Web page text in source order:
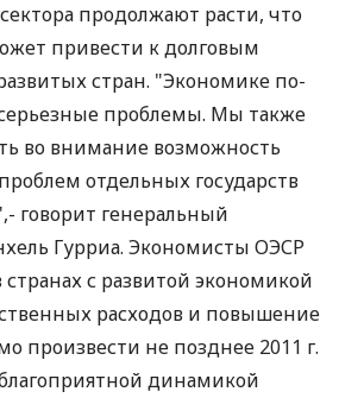
продолжают расти, что
привести к долговым
стран. "Экономике по-
проблемы. Мы также
во внимание возможность
отдельных государств
говорит генеральный
Гурриа. Экономисты ОЭСР
с развитой экономикой
расходов и повышение
произвести не позднее 2011 г.
динамикой